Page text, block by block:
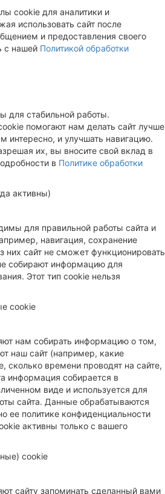
cookie для аналитики и
использовать сайт после
и предоставления своего
с нашей Политикой обработки
для стабильной работы.
помогают нам делать сайт лучше
интересно, и улучшать навигацию.
их, вы вносите свой вклад в
в Политике обработки
активны)
для правильной работы сайта и
навигация, сохранение
них сайт не сможет функционировать
собирают информацию для
Этот тип cookie нельзя
cookie
нам собирать информацию о том,
наш сайт (например, какие
времени проводят на сайте,
информация собирается в
виде и используется для
сайта. Данные обрабатываются
ее политике конфиденциальности
активны только с вашего
cookie
сайту запоминать сделанный вами